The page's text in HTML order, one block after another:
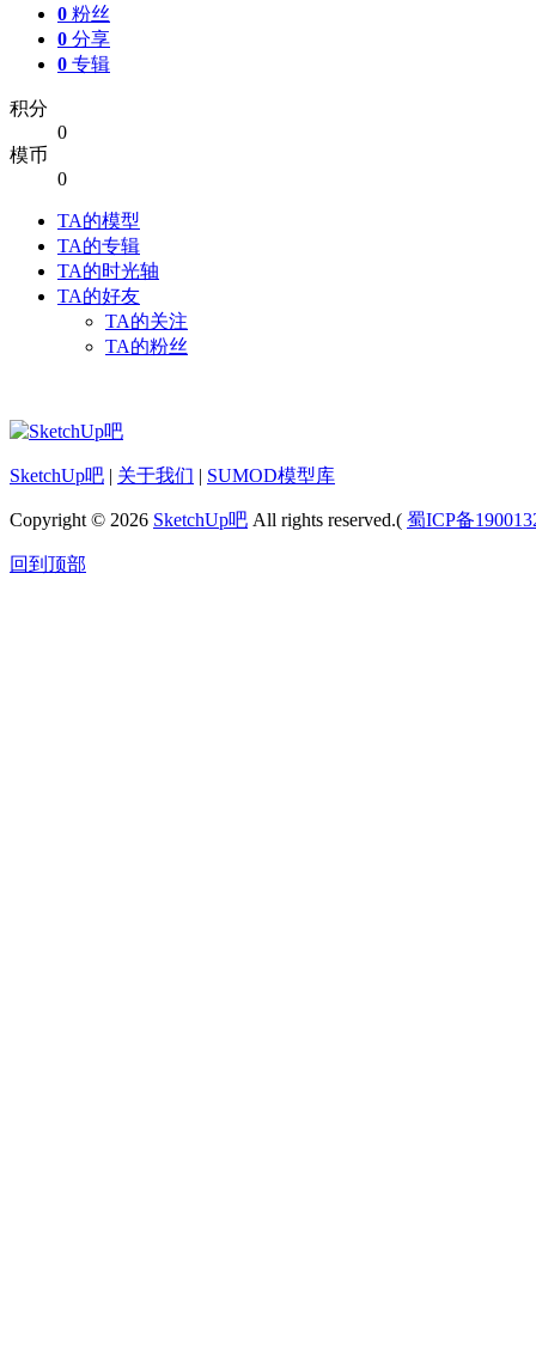
0 粉丝
0 分享
0 专辑
积分
0
模币
0
TA的模型
TA的专辑
TA的时光轴
TA的好友
TA的关注
TA的粉丝
SketchUp吧 | 关于我们 | SUMOD模型库
Copyright © 2026 SketchUp吧 All rights reserved.( 蜀ICP备
回到顶部